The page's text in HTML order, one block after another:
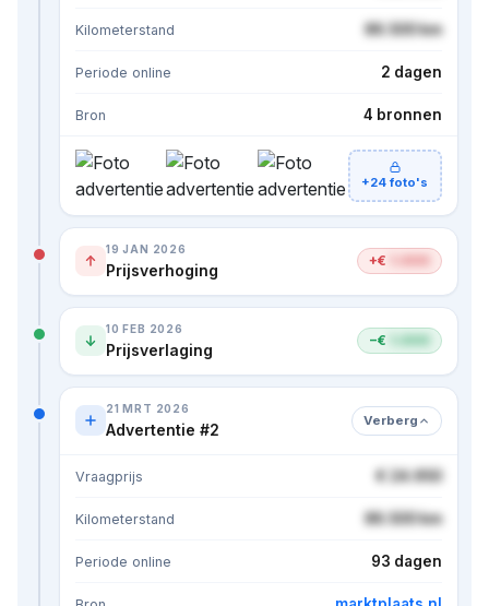
Kilometerstand 86.500 km
Periode online 2 dagen
Bron 4 bronnen
+24 foto's
19 JAN 2026
Prijsverhoging +€
10 FEB 2026
Prijsverlaging −€
21 MRT 2026
Advertentie #2 Verberg
Vraagprijs € 24.950
Kilometerstand 86.500 km
Periode online 93 dagen